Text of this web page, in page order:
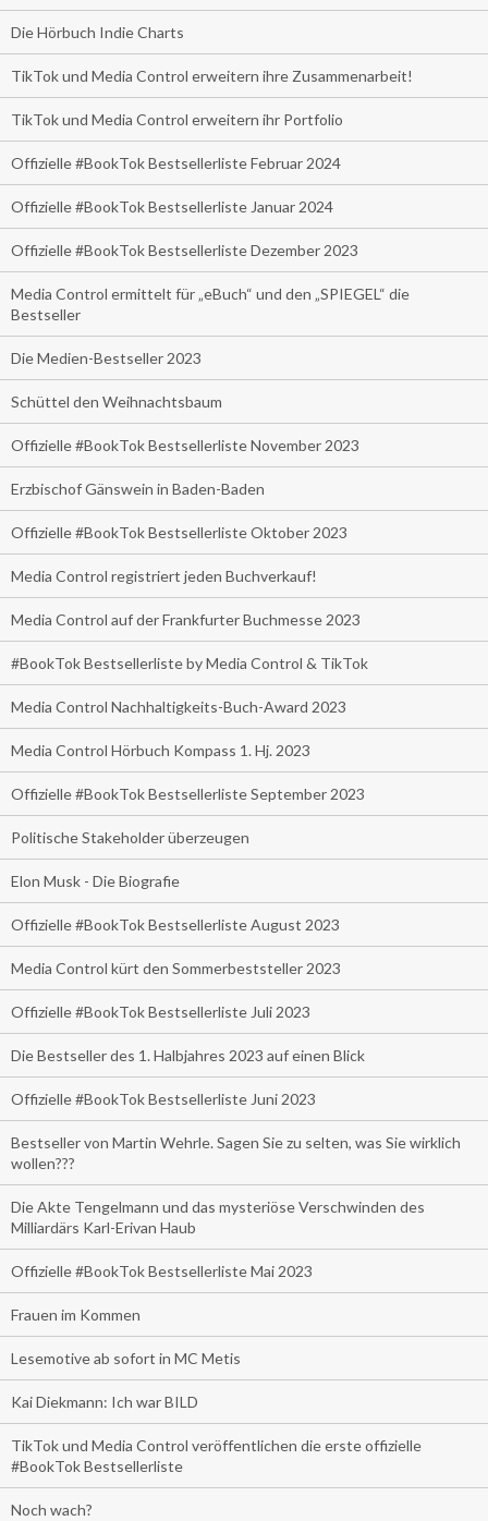
Die Hörbuch Indie Charts
TikTok und Media Control erweitern ihre Zusammenarbeit!
TikTok und Media Control erweitern ihr Portfolio
Offizielle #BookTok Bestsellerliste Februar 2024
Offizielle #BookTok Bestsellerliste Januar 2024
Offizielle #BookTok Bestsellerliste Dezember 2023
Media Control ermittelt für „eBuch“ und den „SPIEGEL“ die
Bestseller
Die Medien-Bestseller 2023
Schüttel den Weihnachtsbaum
Offizielle #BookTok Bestsellerliste November 2023
Erzbischof Gänswein in Baden-Baden
Offizielle #BookTok Bestsellerliste Oktober 2023
Media Control registriert jeden Buchverkauf!
Media Control auf der Frankfurter Buchmesse 2023
#BookTok Bestsellerliste by Media Control & TikTok
Media Control Nachhaltigkeits-Buch-Award 2023
Media Control Hörbuch Kompass 1. Hj. 2023
Offizielle #BookTok Bestsellerliste September 2023
Politische Stakeholder überzeugen
Elon Musk - Die Biografie
Offizielle #BookTok Bestsellerliste August 2023
Media Control kürt den Sommerbeststeller 2023
Offizielle #BookTok Bestsellerliste Juli 2023
Die Bestseller des 1. Halbjahres 2023 auf einen Blick
Offizielle #BookTok Bestsellerliste Juni 2023
Bestseller von Martin Wehrle. Sagen Sie zu selten, was Sie wirklich
wollen???
Die Akte Tengelmann und das mysteriöse Verschwinden des
Milliardärs Karl-Erivan Haub
Offizielle #BookTok Bestsellerliste Mai 2023
Frauen im Kommen
Lesemotive ab sofort in MC Metis
Kai Diekmann: Ich war BILD
TikTok und Media Control veröffentlichen die erste offizielle
#BookTok Bestsellerliste
Noch wach?